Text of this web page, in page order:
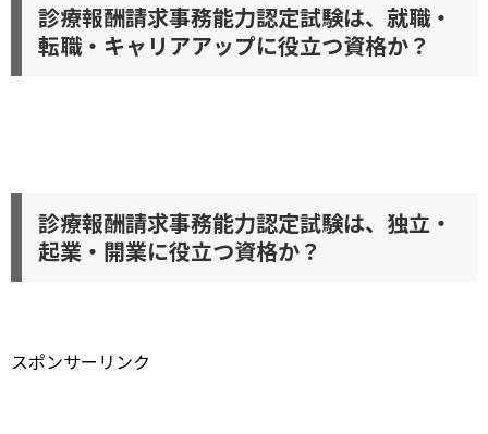
診療報酬請求事務能力認定試験は、就職・
転職・キャリアアップに役立つ資格か？
診療報酬請求事務能力認定試験は、独立・
起業・開業に役立つ資格か？
スポンサーリンク